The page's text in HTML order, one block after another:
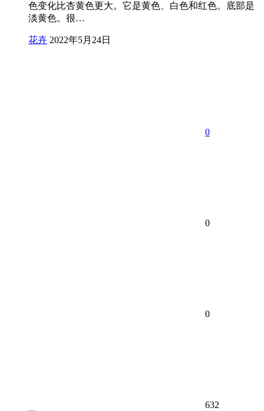
色变化比杏黄色更大。它是黄色、白色和红色。底部是
淡黄色。很…
花卉 2022年5月24日
0
0
0
632